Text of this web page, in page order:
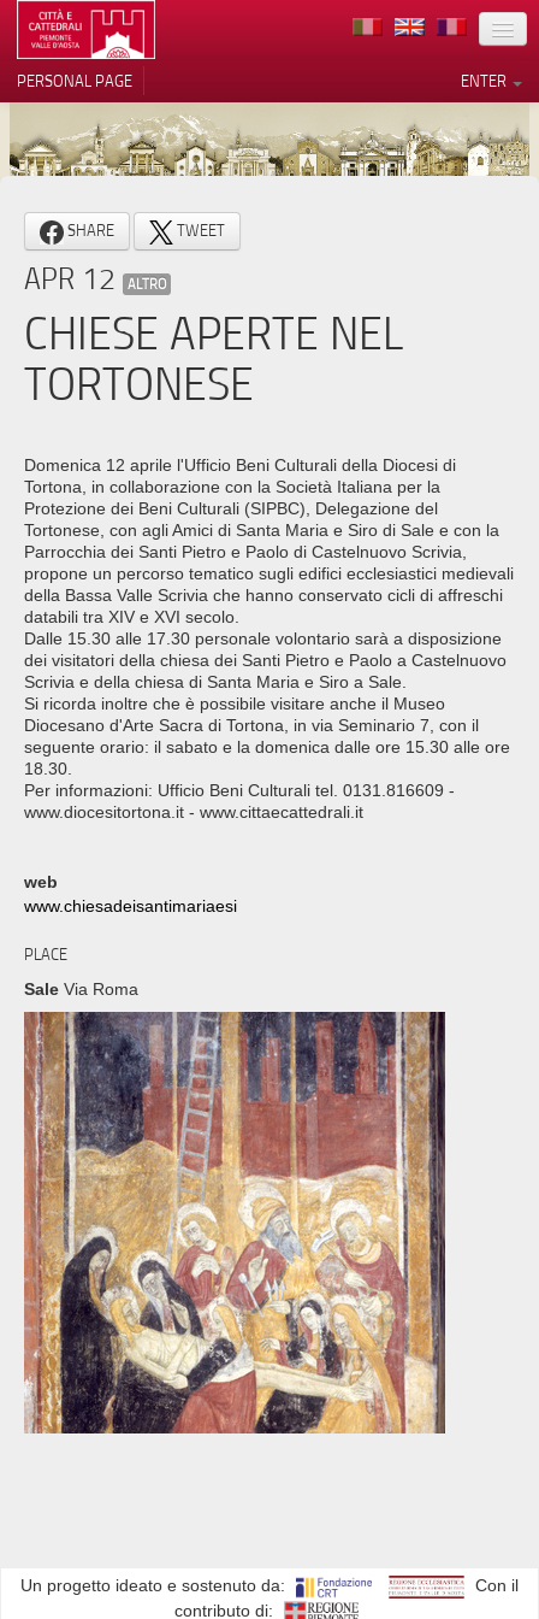
LOCATION
ARCHITECTURE
MUSEUMS
ITINERARIES
EVENTS
CONTACTS
PRESS
ENTER
PERSONAL PAGE
SHARE TWEET
APR 12 ALTRO
CHIESE APERTE NEL
TORTONESE
Domenica 12 aprile l'Ufficio Beni Culturali della Diocesi di
Tortona, in collaborazione con la Società Italiana per la
Protezione dei Beni Culturali (SIPBC), Delegazione del
Tortonese, con agli Amici di Santa Maria e Siro di Sale e con la
Parrocchia dei Santi Pietro e Paolo di Castelnuovo Scrivia,
propone un percorso tematico sugli edifici ecclesiastici medievali
della Bassa Valle Scrivia che hanno conservato cicli di affreschi
databili tra XIV e XVI secolo.
Dalle 15.30 alle 17.30 personale volontario sarà a disposizione
dei visitatori della chiesa dei Santi Pietro e Paolo a Castelnuovo
Scrivia e della chiesa di Santa Maria e Siro a Sale.
Si ricorda inoltre che è possibile visitare anche il Museo
Diocesano d'Arte Sacra di Tortona, in via Seminario 7, con il
seguente orario: il sabato e la domenica dalle ore 15.30 alle ore
18.30.
Per informazioni: Ufficio Beni Culturali tel. 0131.816609 -
www.diocesitortona.it - www.cittaecattedrali.it
web
www.chiesadeisantimariaesi
PLACE
Sale Via Roma
Un progetto ideato e sostenuto da:
Con il
contributo di:
Notice at collection
Your Privacy Choices